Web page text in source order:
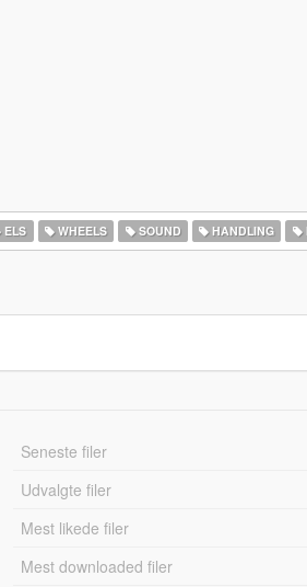
ELS WHEELS SOUND HANDLING
Seneste filer
Udvalgte filer
Mest likede filer
Mest downloaded filer